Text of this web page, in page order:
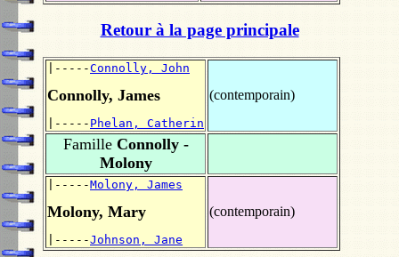
Retour à la page principale
|-----Connolly, John
Connolly, James
|----- Phelan, Catherin
(contemporain)
FamilleConnolly -
Molony
|-----Molony, James
Molony, Mary
|-----Johnson, Jane
(contemporain)